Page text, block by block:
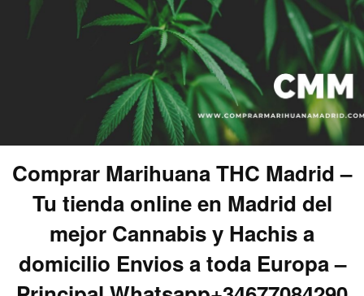
Comprar Marihuana THC Madrid –
Tu tienda online en Madrid del
mejor Cannabis y Hachis a
domicilio Envios a toda Europa –